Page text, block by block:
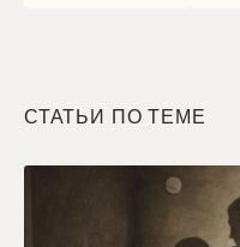
СТАТЬИ ПО ТЕМЕ